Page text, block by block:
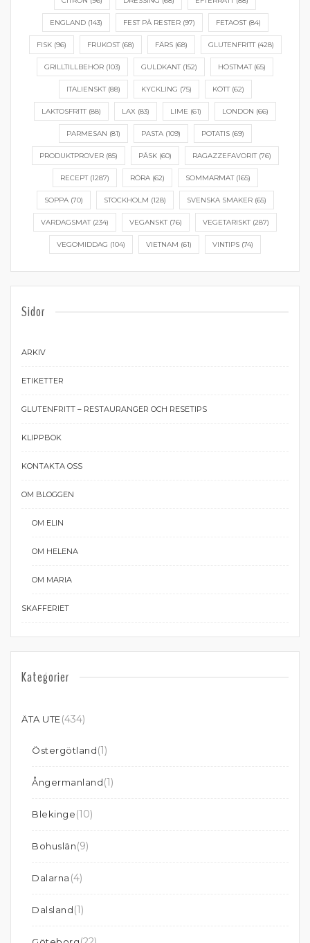
ENGLAND(143) FEST PÅ RESTER(97) FETAOST(84)
FISK(96) FRUKOST(68) FÄRS(68) GLUTENFRITT(428)
GRILLTILLBEHÖR (103) GULDKANT(152) HÖSTMAT(65)
ITALIENSKT(88) KYCKLING (75) KÖTT(62)
LAKTOSFRITT(88) LAX (83) LIME (61) LONDON (66)
PARMESAN (81) PASTA(109) POTATIS(69)
PRODUKTPROVER(85) PÅSK(60) RAGAZZEFAVORIT(76)
RECEPT(1287) RÖRA(62) SOMMARMAT(165)
SOPPA(70) STOCKHOLM (128) SVENSKA SMAKER(65)
VARDAGSMAT(234) VEGANSKT(76) VEGETARISKT(287)
VEGOMIDDAG (104) VIETNAM (61) VINTIPS (74)
Sidor
ARKIV
ETIKETTER
GLUTENFRITT – RESTAURANGER OCH RESETIPS
KLIPPBOK
KONTAKTA OSS
OM BLOGGEN
OM ELIN
OM HELENA
OM MARIA
SKAFFERIET
Kategorier
ÄTA UTE(434)
Östergötland(1)
Ångermanland(1)
Blekinge(10)
Bohuslän(9)
Dalarna (4)
Dalsland(1)